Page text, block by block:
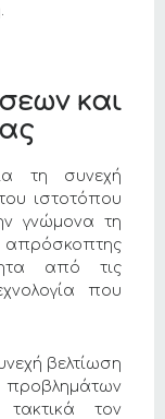
και
τη συνεχή
ιστοτόπου
γνώμονα τη
από τις
που
βελτίωση
τακτικά τον